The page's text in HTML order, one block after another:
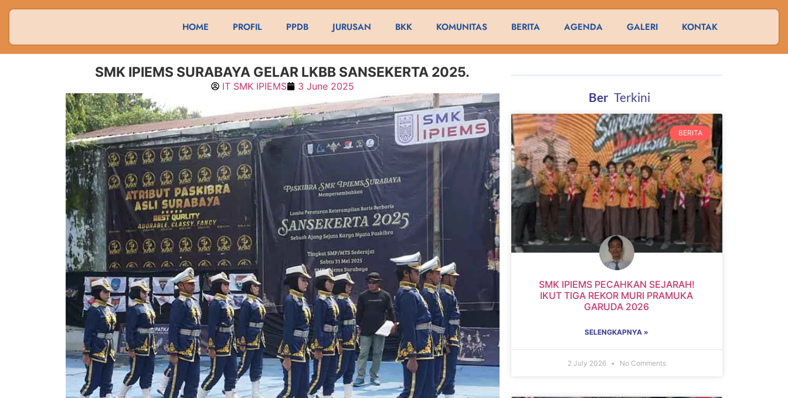
HOME PROFIL PPDB JURUSAN BKK KOMUNITAS BERITA AGENDA GALERI KONTAK
SMK IPIEMS SURABAYA GELAR LKBB SANSEKERTA 2025.
IT SMK IPIEMS 3 June 2025
Berit a Terkini
BERITA
SMK IPIEMS PECAHKAN SEJARAH!
IKUT TIGA REKOR MURI PRAMUKA
GARUDA 2026
SELENGKAPNYA »
2 July 2026 No Comments